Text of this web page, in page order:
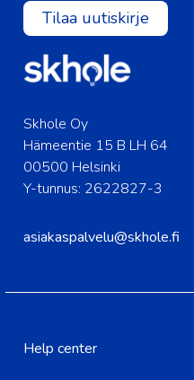
Skhole Oy
Hämeentie 15 B LH 64
00500 Helsinki
Y-tunnus: 2622827-3
asiakaspalvelu@skhole.fi
Tilaa uutiskirje
Help center